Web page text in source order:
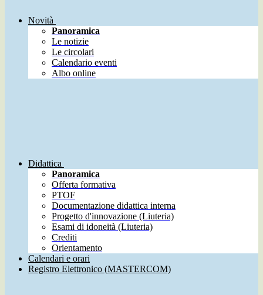
Novità
Panoramica
Le notizie
Le circolari
Calendario eventi
Albo online
Didattica
Panoramica
Offerta formativa
PTOF
Documentazione didattica interna
Progetto d'innovazione (Liuteria)
Esami di idoneità (Liuteria)
Crediti
Orientamento
Calendari e orari
Registro Elettronico (MASTERCOM)